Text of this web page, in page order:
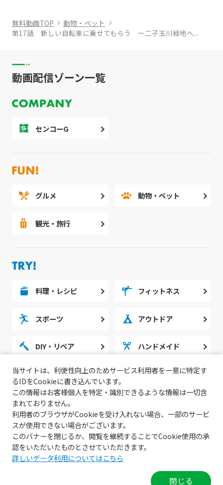
無料動画TOP
動物・ペット
第17話 新しい自転車に乗せてもらう ー二子玉川緑地へ...
動画配信ゾーン一覧
センコーG
グルメ 動物・ペット
観光・旅行
料理・レシピ フィットネス
スポーツ アウトドア
DIY・リペア ハンドメイド
勉強・スタディ ノウハウ
© 2022 無料動画サイトGoody!TV.
当サイトは、利便性向上のためサービス利用者を一意に特定す
るIDをCookieに書き込んでいます。
この情報はお客様個人を特定・識別できるような情報は一切含
まれておりません。
利用者のブラウザがCookieを受け入れない場合、一部のサービ
スが使用できない場合がございます。
このバナーを閉じるか、閲覧を継続することでCookie使用の承
認をいただいたものとさせていただきます。
詳しいデータ利用についてはこちら
閉じる